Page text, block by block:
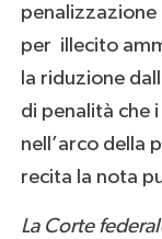
penalizzazione
per illecito
la riduzione
di penalità che i
nell’arco della
recita la nota
La Corte